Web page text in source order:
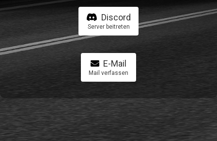
Discord
Server beitreten
E-Mail
Mail verfassen